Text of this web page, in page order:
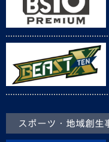
スポーツ・地域創生